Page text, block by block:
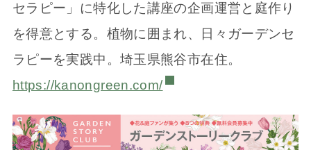
セラピー」に特化した講座の企画運営と庭作り
を得意とする。植物に囲まれ、日々ガーデンセ
ラピーを実践中。埼玉県熊谷市在住。
https://kanongreen.com/